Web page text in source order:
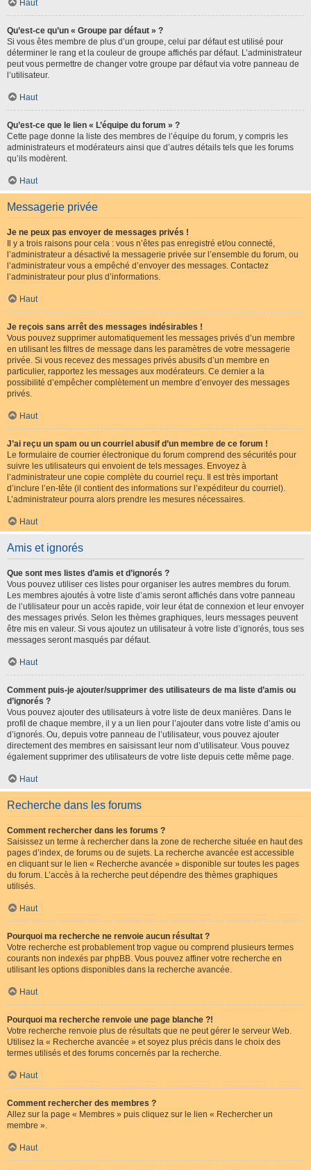
Haut
Qu’est-ce qu’un « Groupe par défaut » ?
Si vous êtes membre de plus d’un groupe, celui par défaut est utilisé pour
déterminer le rang et la couleur de groupe affichés par défaut. L’administrateur
peut vous permettre de changer votre groupe par défaut via votre panneau de
l’utilisateur.
Haut
Qu’est-ce que le lien « L’équipe du forum » ?
Cette page donne la liste des membres de l’équipe du forum, y compris les
administrateurs et modérateurs ainsi que d’autres détails tels que les forums
qu’ils modèrent.
Haut
Messagerie privée
Je ne peux pas envoyer de messages privés !
Il y a trois raisons pour cela : vous n’êtes pas enregistré et/ou connecté,
l’administrateur a désactivé la messagerie privée sur l’ensemble du forum, ou
l’administrateur vous a empêché d’envoyer des messages. Contactez
l’administrateur pour plus d’informations.
Haut
Je reçois sans arrêt des messages indésirables !
Vous pouvez supprimer automatiquement les messages privés d’un membre
en utilisant les filtres de message dans les paramètres de votre messagerie
privée. Si vous recevez des messages privés abusifs d’un membre en
particulier, rapportez les messages aux modérateurs. Ce dernier a la
possibilité d’empêcher complètement un membre d’envoyer des messages
privés.
Haut
J’ai reçu un spam ou un courriel abusif d’un membre de ce forum !
Le formulaire de courrier électronique du forum comprend des sécurités pour
suivre les utilisateurs qui envoient de tels messages. Envoyez à
l’administrateur une copie complète du courriel reçu. Il est très important
d’inclure l’en-tête (il contient des informations sur l’expéditeur du courriel).
L’administrateur pourra alors prendre les mesures nécessaires.
Haut
Amis et ignorés
Que sont mes listes d’amis et d’ignorés ?
Vous pouvez utiliser ces listes pour organiser les autres membres du forum.
Les membres ajoutés à votre liste d’amis seront affichés dans votre panneau
de l’utilisateur pour un accès rapide, voir leur état de connexion et leur envoyer
des messages privés. Selon les thèmes graphiques, leurs messages peuvent
être mis en valeur. Si vous ajoutez un utilisateur à votre liste d’ignorés, tous ses
messages seront masqués par défaut.
Haut
Comment puis-je ajouter/supprimer des utilisateurs de ma liste d’amis ou
d’ignorés ?
Vous pouvez ajouter des utilisateurs à votre liste de deux manières. Dans le
profil de chaque membre, il y a un lien pour l’ajouter dans votre liste d’amis ou
d’ignorés. Ou, depuis votre panneau de l’utilisateur, vous pouvez ajouter
directement des membres en saisissant leur nom d’utilisateur. Vous pouvez
également supprimer des utilisateurs de votre liste depuis cette même page.
Haut
Recherche dans les forums
Comment rechercher dans les forums ?
Saisissez un terme à rechercher dans la zone de recherche située en haut des
pages d’index, de forums ou de sujets. La recherche avancée est accessible
en cliquant sur le lien « Recherche avancée » disponible sur toutes les pages
du forum. L’accès à la recherche peut dépendre des thèmes graphiques
utilisés.
Haut
Pourquoi ma recherche ne renvoie aucun résultat ?
Votre recherche est probablement trop vague ou comprend plusieurs termes
courants non indexés par phpBB. Vous pouvez affiner votre recherche en
utilisant les options disponibles dans la recherche avancée.
Haut
Pourquoi ma recherche renvoie une page blanche ?!
Votre recherche renvoie plus de résultats que ne peut gérer le serveur Web.
Utilisez la « Recherche avancée » et soyez plus précis dans le choix des
termes utilisés et des forums concernés par la recherche.
Haut
Comment rechercher des membres ?
Allez sur la page « Membres » puis cliquez sur le lien « Rechercher un
membre ».
Haut